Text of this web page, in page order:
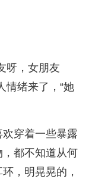
呀，女朋友
绪来了，“她
穿着一些暴露
都不知道从何
，明晃晃的，